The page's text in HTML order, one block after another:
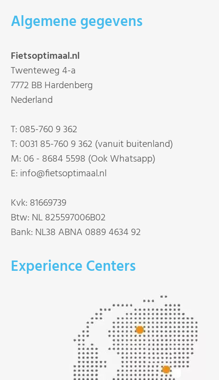
Algemene gegevens
Fietsoptimaal.nl
Twenteweg 4-a
7772 BB Hardenberg
Nederland
T: 085-760 9 362
T: 0031 85-760 9 362 (vanuit buitenland)
M: 06 - 8684 5598 (Ook Whatsapp)
E: info@fietsoptimaal.nl
Kvk: 81669739
Btw: NL 825597006B02
Bank: NL38 ABNA 0889 4634 92
Experience Centers